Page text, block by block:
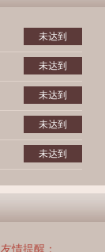
未达到
未达到
未达到
未达到
未达到
友情提醒：